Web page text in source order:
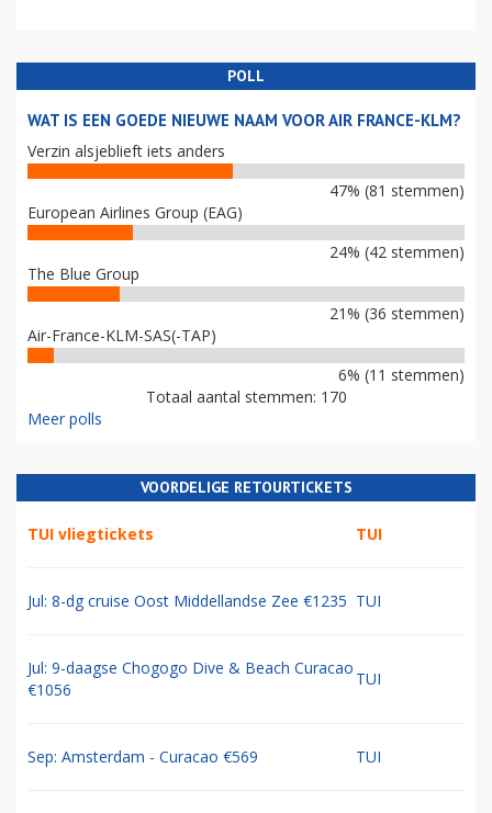
POLL
WAT IS EEN GOEDE NIEUWE NAAM VOOR AIR FRANCE-KLM?
Verzin alsjeblieft iets anders
47% (81 stemmen)
European Airlines Group (EAG)
24% (42 stemmen)
The Blue Group
21% (36 stemmen)
Air-France-KLM-SAS(-TAP)
6% (11 stemmen)
Totaal aantal stemmen: 170
Meer polls
VOORDELIGE RETOURTICKETS
TUI vliegtickets TUI
Jul: 8-dg cruise Oost Middellandse Zee €1235 TUI
Jul: 9-daagse Chogogo Dive & Beach Curacao
€1056
TUI
Sep: Amsterdam - Curacao €569 TUI